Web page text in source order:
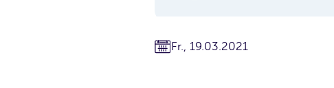
Fr., 19.03.2021